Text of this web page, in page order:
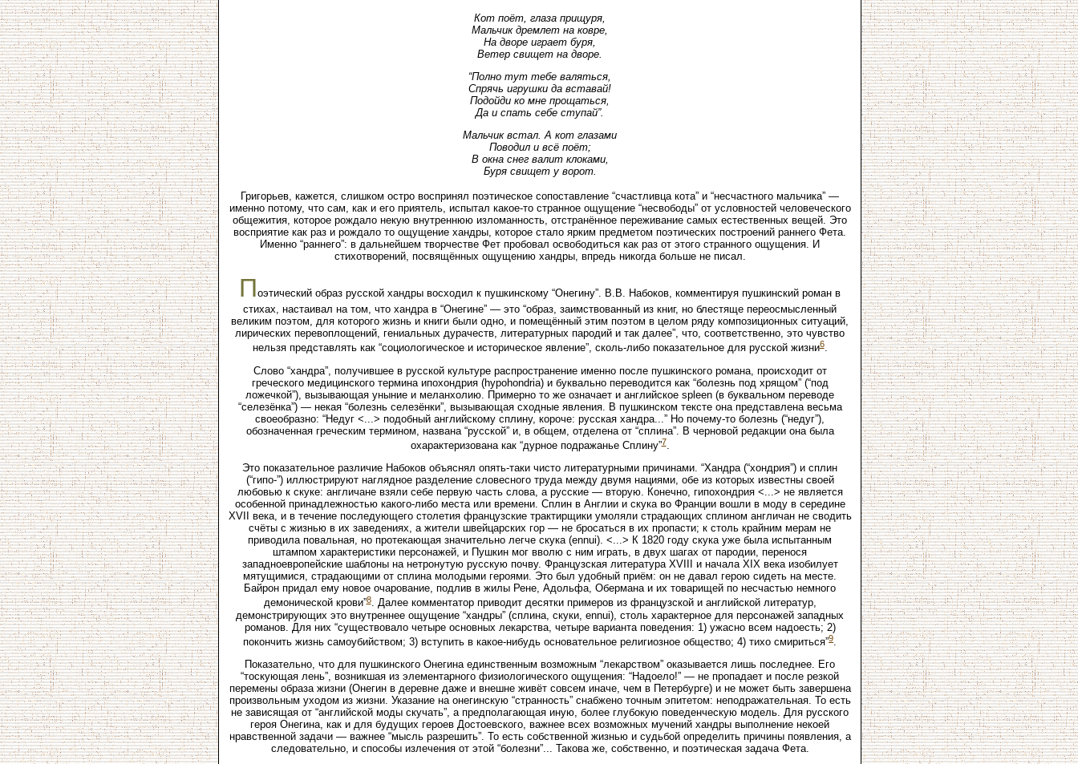
Кот поёт, глаза прищуря,
Мальчик дремлет на ковре,
На дворе играет буря,
Ветер свищет на дворе.
“Полно тут тебе валяться,
Спрячь игрушки да вставай!
Подойди ко мне прощаться,
Да и спать себе ступай”.
Мальчик встал. А кот глазами
Поводил и всё поёт;
В окна снег валит клоками,
Буря свищет у ворот.
Григорьев, кажется, слишком остро воспринял поэтическое сопоставление “счастливца кота” и “несчастного мальчика” —
именно потому, что сам, как и его приятель, испытал какое-то странное ощущение “несвободы” от условностей человеческого
общежития, которое рождало некую внутреннюю изломанность, отстранённое переживание самых естественных вещей. Это
восприятие как раз и рождало то ощущение хандры, которое стало ярким предметом поэтических построений раннего Фета.
Именно “раннего”: в дальнейшем творчестве Фет пробовал освободиться как раз от этого странного ощущения. И
стихотворений, посвящённых ощущению хандры, впредь никогда больше не писал.
Поэтический образ русской хандры восходил к пушкинскому “Онегину”. В.В. Набоков, комментируя пушкинский роман в
стихах, настаивал на том, что хандра в “Онегине” — это “образ, заимствованный из книг, но блестяще переосмысленный
великим поэтом, для которого жизнь и книги были одно, и помещённый этим поэтом в целом ряду композиционных ситуаций,
лирических перевоплощений, гениальных дурачеств, литературных пародий и так далее”, что, соответственно, это чувство
нельзя представлять как “социологическое и историческое явление”, сколь-либо показательное для русской жизни6.
Слово “хандра”, получившее в русской культуре распространение именно после пушкинского романа, происходит от
греческого медицинского термина ипохондрия (hypohondria) и буквально переводится как “болезнь под хрящом” (“под
ложечкой”), вызывающая уныние и меланхолию. Примерно то же означает и английское spleen (в буквальном переводе
“селезёнка”) — некая “болезнь селезёнки”, вызывающая сходные явления. В пушкинском тексте она представлена весьма
своеобразно: “Недуг <...> подобный английскому сплину, короче: русская хандра...” Но почему-то болезнь (“недуг”),
обозначенная греческим термином, названа “русской” и, в общем, отделена от “сплина”. В черновой редакции она была
охарактеризована как “дурное подражанье Сплину”7.
Это показательное различие Набоков объяснял опять-таки чисто литературными причинами. “Хандра (“хондрия”) и сплин
(“гипо-”) иллюстрируют наглядное разделение словесного труда между двумя нациями, обе из которых известны своей
любовью к скуке: англичане взяли себе первую часть слова, а русские — вторую. Конечно, гипохондрия <...> не является
особенной принадлежностью какого-либо места или времени. Сплин в Англии и скука во Франции вошли в моду в середине
XVII века, и в течение последующего столетия французские трактирщики умоляли страдающих сплином англичан не сводить
счёты с жизнью в их заведениях, а жители швейцарских гор — не бросаться в их пропасти; к столь крайним мерам не
приводила повальная, но протекающая значительно легче скука (ennui). <...> К 1820 году скука уже была испытанным
штампом характеристики персонажей, и Пушкин мог вволю с ним играть, в двух шагах от пародии, перенося
западноевропейские шаблоны на нетронутую русскую почву. Французская литература XVIII и начала XIX века изобилует
мятущимися, страдающими от сплина молодыми героями. Это был удобный приём: он не давал герою сидеть на месте.
Байрон придал ему новое очарование, подлив в жилы Рене, Адольфа, Обермана и их товарищей по несчастью немного
демонической крови”8. Далее комментатор приводит десятки примеров из французской и английской литератур,
демонстрирующих это внутреннее ощущение “хандры” (сплина, скуки, ennui), столь характерное для персонажей западных
романов. Для них “существовало четыре основных лекарства, четыре варианта поведения: 1) ужасно всем надоесть; 2)
покончить жизнь самоубийством; 3) вступить в какое-нибудь основательное религиозное общество; 4) тихо смириться”9.
Показательно, что для пушкинского Онегина единственным возможным “лекарством” оказывается лишь последнее. Его
“тоскующая лень”, возникшая из элементарного физиологического ощущения: “Надоело!” — не пропадает и после резкой
перемены образа жизни (Онегин в деревне даже и внешне живёт совсем иначе, чем в Петербурге) и не может быть завершена
произвольным уходом из жизни. Указание на онегинскую “странность” снабжено точным эпитетом: неподражательная. То есть
не зависящая от “английской моды скучать”, а предполагающая иную, более глубокую поведенческую модель. Для русского
героя Онегина, как и для будущих героев Достоевского, важнее всех возможных мучений хандры выполнение некоей
нравственной задачи — важнее “мысль разрешить”. То есть собственной жизнью и судьбой определить причины появления, а
следовательно, и способы излечения от этой “болезни”... Такова же, собственно, и поэтическая задача Фета.